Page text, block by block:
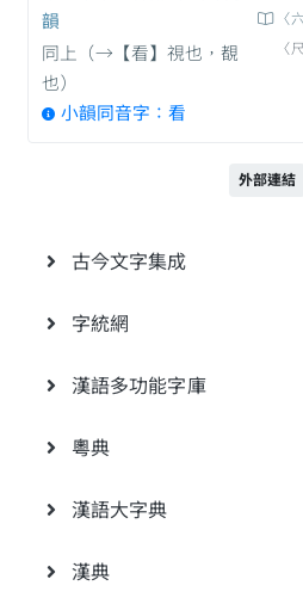
〈
〈
韻
同上（→【看】視也，覩
也）
小韻同音字：看
外部連結
古今文字集成
字統網
漢語多功能字庫
粵典
漢語大字典
漢典